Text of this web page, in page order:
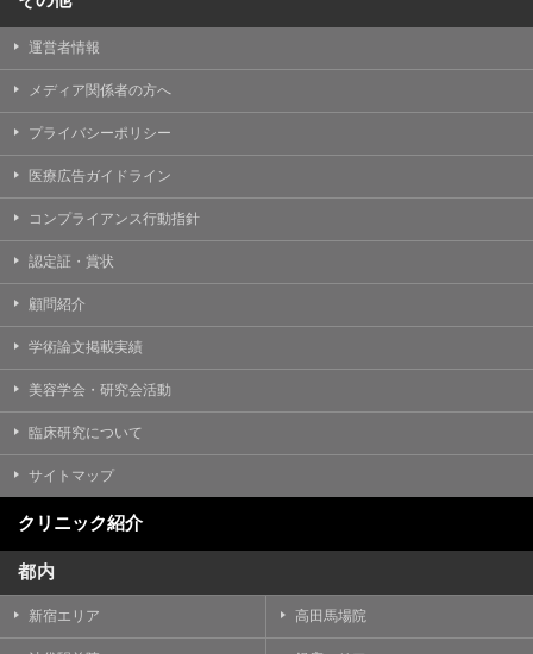
運営者情報
メディア関係者の方へ
プライバシーポリシー
医療広告ガイドライン
コンプライアンス行動指針
認定証・賞状
顧問紹介
学術論文掲載実績
美容学会・研究会活動
臨床研究について
サイトマップ
クリニック紹介
都内
新宿エリア 高田馬場院